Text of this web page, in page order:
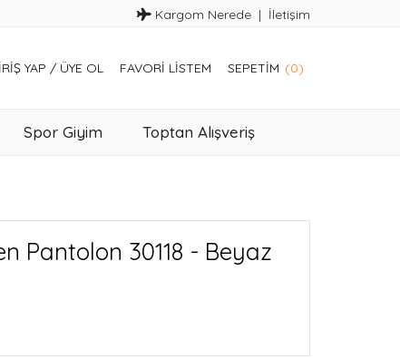
Kargom Nerede İletişim
YAP / ÜYE OL FAVORI LISTEM SEPETIM (0)
Spor Giyim Toptan Alışveriş
Pantolon 30118 - Beyaz